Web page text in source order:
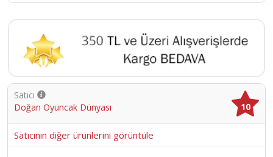
Satıcı
Doğan Oyuncak Dünyası
10
Satıcının diğer ürünlerini görüntüle